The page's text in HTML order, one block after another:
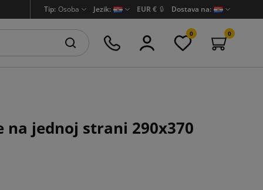
Tip: Osoba Jezik: EUR € 🔒 Dostava na:
0 0
jednoj strani 290x370